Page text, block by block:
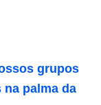
grupos
na palma da